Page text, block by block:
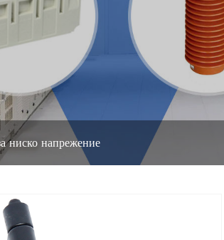
ниско напрежение